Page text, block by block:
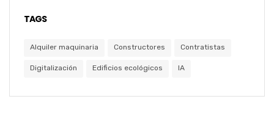
TAGS
Alquiler maquinaria Constructores Contratistas
Digitalización Edificios ecológicos IA